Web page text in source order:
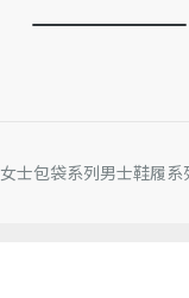
女士包袋系列男士鞋履系